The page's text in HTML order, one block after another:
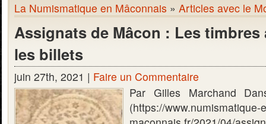
La Numismatique en Mâconnais » Articles avec le
Assignats de Mâcon : Les
les billets
juin 27th, 2021 | Faire un Commentaire
Par Gilles Marchand
(https://www.numismatique-